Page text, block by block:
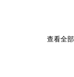
查看全部